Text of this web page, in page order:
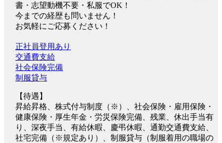
書・志望動機不要・私服でOK！
今までの経歴も問いません！
お気軽にご応募ください！
正社員登用あり
交通費支給
社会保険完備
制服貸与
【待遇】
昇給昇格、株式付与制度（※）、社会保険・雇用保険・
健康保険・厚生年金・労災保険完備、残業、休出手当有
り、深夜手当、有給休暇、慶弔休暇、通勤交通費支給、
社宅完備（※規定あり）、制服貸与（制服着用の職場の